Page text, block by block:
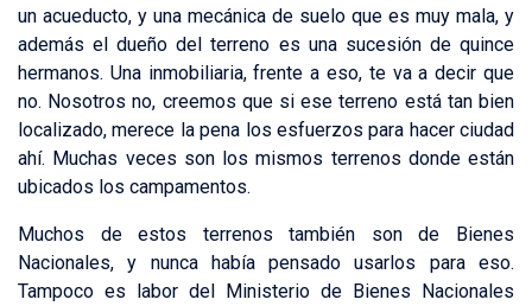
un acueducto, y una mecánica de suelo que es muy mala, y
además el dueño del terreno es una sucesión de quince
hermanos. Una inmobiliaria, frente a eso, te va a decir que
no. Nosotros no, creemos que si ese terreno está tan bien
localizado, merece la pena los esfuerzos para hacer ciudad
ahí. Muchas veces son los mismos terrenos donde están
ubicados los campamentos.
Muchos de estos terrenos también son de Bienes
Nacionales, y nunca había pensado usarlos para eso.
Tampoco es labor del Ministerio de Bienes Nacionales